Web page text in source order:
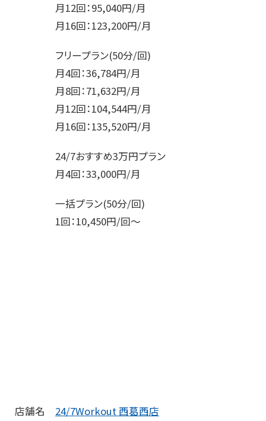
月12回：95,040円/月
月16回：123,200円/月
フリープラン(50分/回)
月4回：36,784円/月
月8回：71,632円/月
月12回：104,544円/月
月16回：135,520円/月
24/7おすすめ3万円プラン
月4回：33,000円/月
一括プラン(50分/回)
1回：10,450円/回～
店舗名 24/7Workout 西葛西店